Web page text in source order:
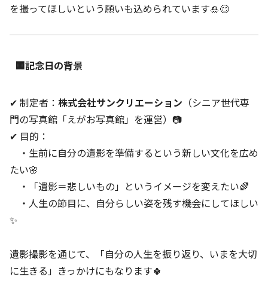
を撮ってほしいという願いも込められています🎍😊
🏢記念日の背景
✔ 制定者： 株式会社サンクリエーション （シニア世代専
門の写真館「えがお写真館」を運営）📷
✔ 目的：
・生前に自分の遺影を準備するという新しい文化を広め
たい🌸
・「遺影＝悲しいもの」というイメージを変えたい🌈
・人生の節目に、自分らしい姿を残す機会にしてほしい
✨
遺影撮影を通じて、「自分の人生を振り返り、いまを大切
に生きる」きっかけにもなります🍀